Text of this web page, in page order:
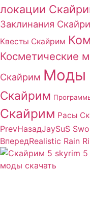
локации
Заклинания
Квесты Скайрим
Косметические
Скайрим Моды
Скайрим
Скайрим Расы
PrevНазадJaySuS
ВпередRealistic Rain